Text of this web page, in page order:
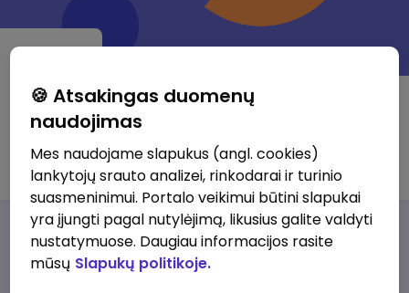
UAB Santermus
Darbo pasiūlymaiApie musPrivalumai
🍪 Atsakingas duomenų
naudojimas
Mes naudojame slapukus (angl. cookies)
lankytojų srauto analizei, rinkodarai ir turinio
suasmeninimui. Portalo veikimui būtini slapukai
yra įjungti pagal nutylėjimą, likusius galite valdyti
nustatymuose. Daugiau informacijos rasite
mūsų Slapukų politikoje.